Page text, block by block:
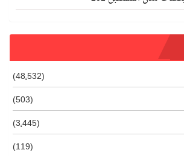
(48٬532)
(503)
(3٬445)
(119)